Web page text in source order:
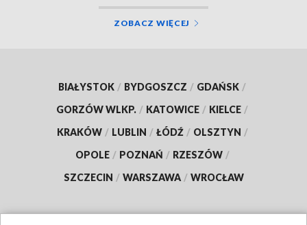
ZOBACZ WIĘCEJ
BIAŁYSTOK / BYDGOSZCZ / GDAŃSK /
GORZÓW WLKP. / KATOWICE / KIELCE /
KRAKÓW / LUBLIN / ŁÓDŹ / OLSZTYN /
OPOLE / POZNAŃ / RZESZÓW /
SZCZECIN / WARSZAWA / WROCŁAW